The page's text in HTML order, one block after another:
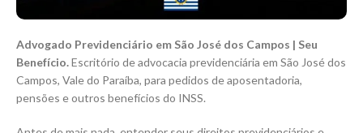
Advogado Previdenciário em São José dos Campos | Seu
Benefício.Escritório de advocacia previdenciária em São José dos
Campos, Vale do Paraíba, para pedidos de aposentadoria,
pensões e outros benefícios do INSS.